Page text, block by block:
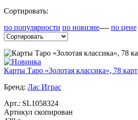
Сортировать:
по популярности по новизне---- по цене
Карты Таро «Золотая классика», 78 карт
Бренд: Лас Играс
Арт.: SL1058324
Артикул скопирован